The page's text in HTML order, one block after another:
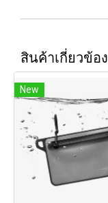
สินค้าเกี่ยวข้อง
New